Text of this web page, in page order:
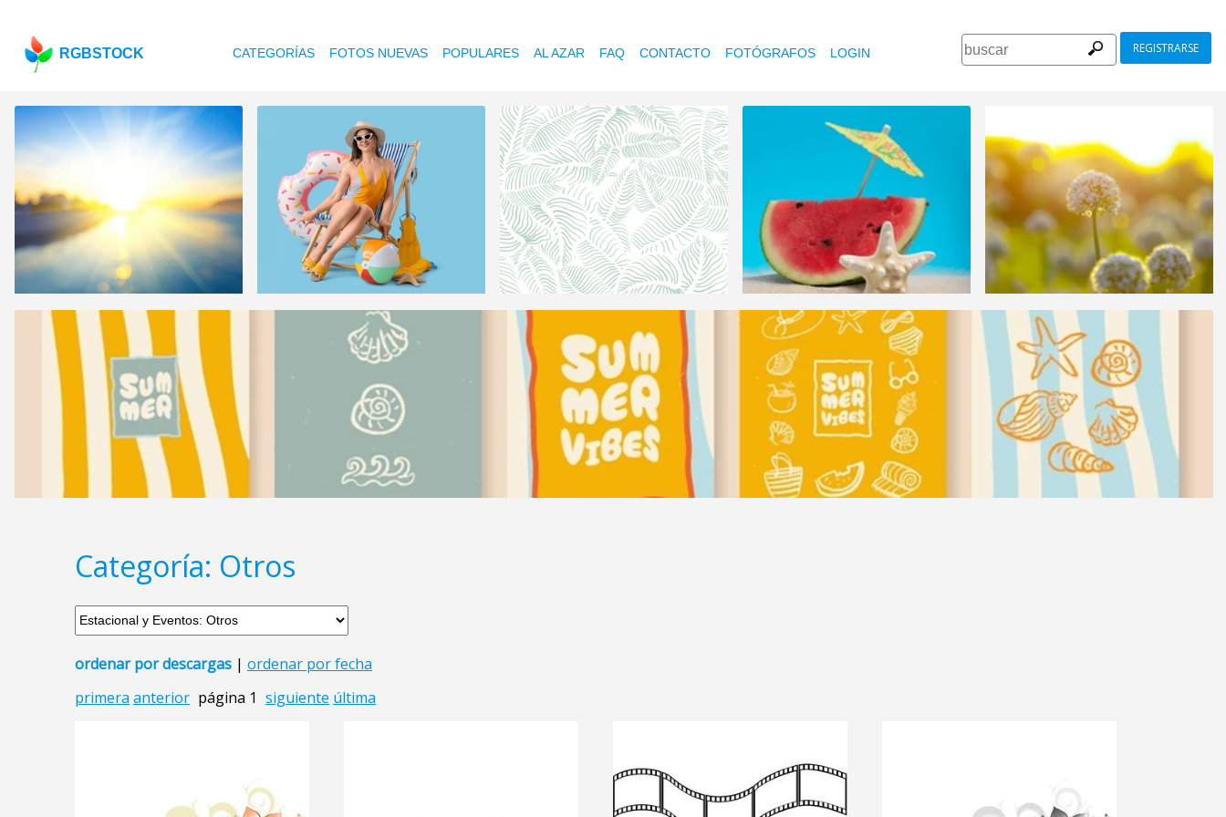
RGBSTOCK CATEGORÍAS FOTOS NUEVAS POPULARES AL AZAR FAQ CONTACTO FOTÓGRAFOS LOGIN REGISTRARSE
Categoría: Otros
ordenar por descargas | ordenar por fecha
primera anterior página 1 siguiente última